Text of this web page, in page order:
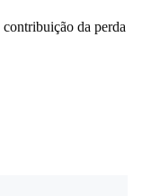
da perda